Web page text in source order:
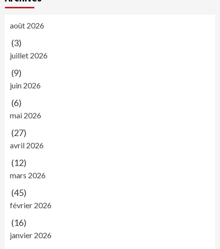
août 2026
(3)
juillet 2026
(9)
juin 2026
(6)
mai 2026
(27)
avril 2026
(12)
mars 2026
(45)
février 2026
(16)
janvier 2026